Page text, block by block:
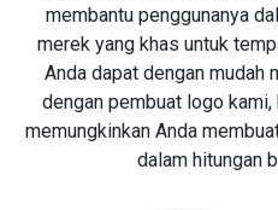
membantu penggunanya
merek yang khas untuk
Anda dapat dengan mudah
dengan pembuat logo kami,
memungkinkan Anda
dalam hitungan